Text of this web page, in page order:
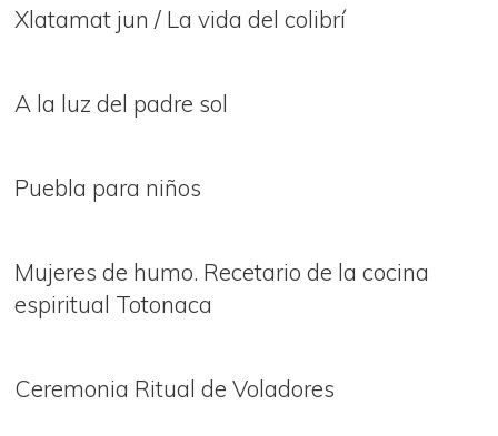
Xlatamat jun / La vida del colibrí
A la luz del padre sol
Puebla para niños
Mujeres de humo. Recetario de la cocina
espiritual Totonaca
Ceremonia Ritual de Voladores